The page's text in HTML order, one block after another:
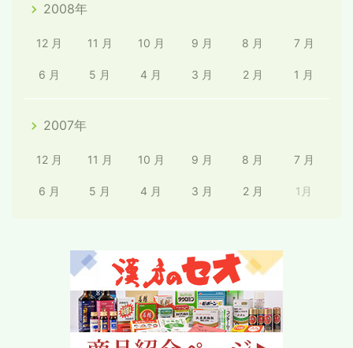
2008年
12 月 11 月 10 月 9 月 8 月 7 月
6 月 5 月 4 月 3 月 2 月 1 月
2007年
12 月 11 月 10 月 9 月 8 月 7 月
6 月 5 月 4 月 3 月 2 月 1月